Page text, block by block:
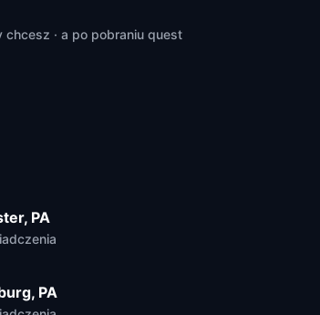
chcesz · a po pobraniu quest
PA
PA